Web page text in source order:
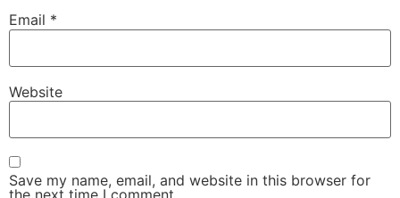
Email *
Website
Save my name, email, and website in this browser for
the next time I comment.